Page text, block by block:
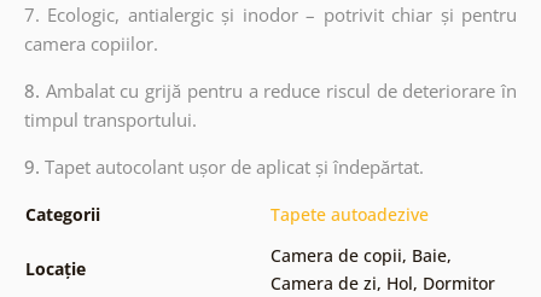
7. Ecologic, antialergic și inodor – potrivit chiar și pentru
camera copiilor.
8. Ambalat cu grijă pentru a reduce riscul de deteriorare în
timpul transportului.
9. Tapet autocolant ușor de aplicat și îndepărtat.
Categorii Tapete autoadezive
Locație
Camera de copii, Baie,
Camera de zi, Hol, Dormitor